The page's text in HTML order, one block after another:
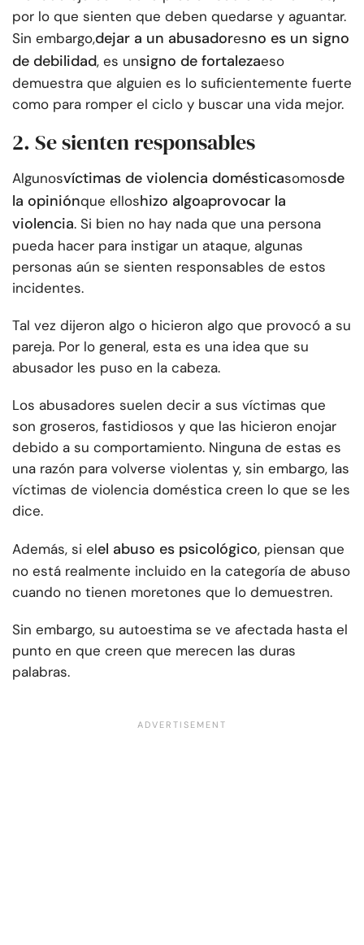
por lo que sienten que deben quedarse y aguantar.
Sin embargo,dejar a un abusadoresno es un signo
de debilidad, es unsigno de fortalezaeso
demuestra que alguien es lo suficientemente fuerte
como para romper el ciclo y buscar una vida mejor.
2. Se sienten responsables
Algunosvíctimas de violencia domésticasomosde
la opiniónque elloshizo algoaprovocar la
violencia. Si bien no hay nada que una persona
pueda hacer para instigar un ataque, algunas
personas aún se sienten responsables de estos
incidentes.
Tal vez dijeron algo o hicieron algo que provocó a su
pareja. Por lo general, esta es una idea que su
abusador les puso en la cabeza.
Los abusadores suelen decir a sus víctimas que
son groseros, fastidiosos y que las hicieron enojar
debido a su comportamiento. Ninguna de estas es
una razón para volverse violentas y, sin embargo, las
víctimas de violencia doméstica creen lo que se les
dice.
Además, si elel abuso es psicológico, piensan que
no está realmente incluido en la categoría de abuso
cuando no tienen moretones que lo demuestren.
Sin embargo, su autoestima se ve afectada hasta el
punto en que creen que merecen las duras
palabras.